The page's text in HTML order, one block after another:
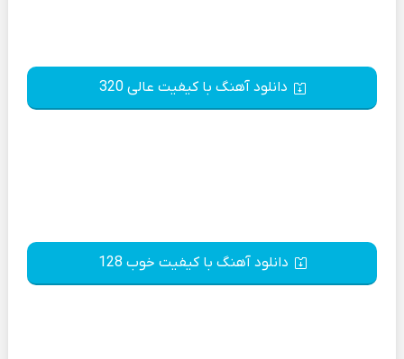
دانلود آهنگ با کیفیت عالی 320
دانلود آهنگ با کیفیت خوب 128